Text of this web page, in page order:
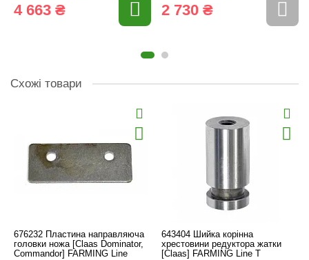
4 663 ₴ 2 730 ₴
Схожі товари
676232 Пластина направляюча
головки ножа [Claas Dominator,
Commandor] FARMING Line
643404 Шийка корінна
хрестовини редуктора жатки
[Claas] FARMING Line T